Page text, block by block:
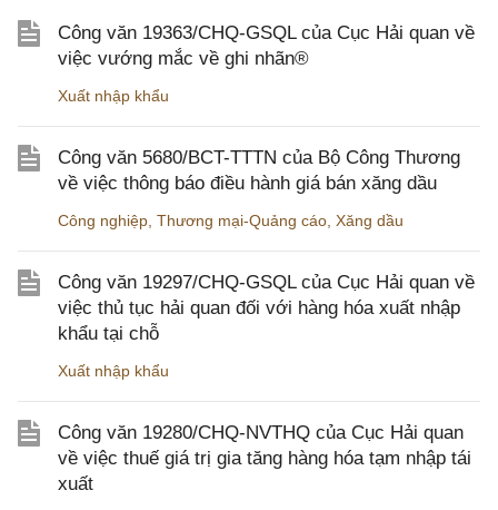
Công văn 19363/CHQ-GSQL của Cục Hải quan về
việc vướng mắc về ghi nhãn®
Xuất nhập khẩu
Công văn 5680/BCT-TTTN của Bộ Công Thương
về việc thông báo điều hành giá bán xăng dầu
Công nghiệp Thương mại-Quảng cáo Xăng dầu
Công văn 19297/CHQ-GSQL của Cục Hải quan về
việc thủ tục hải quan đối với hàng hóa xuất nhập
khẩu tại chỗ
Xuất nhập khẩu
Công văn 19280/CHQ-NVTHQ của Cục Hải quan
về việc thuế giá trị gia tăng hàng hóa tạm nhập tái
xuất